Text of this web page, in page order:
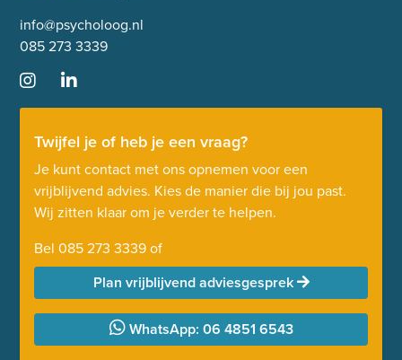
info@psycholoog.nl
085 273 3339
Twijfel je of heb je een vraag?
Je kunt contact met ons opnemen voor een
vrijblijvend advies. Kies de manier die bij jou past.
Wij zitten klaar om je verder te helpen.
Bel 085 273 3339of
Plan vrijblijvend adviesgesprek
WhatsApp: 06 4851 6543